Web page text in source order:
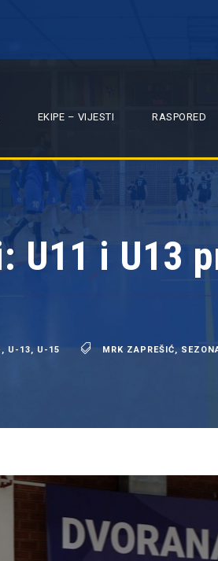
EKIPE – VIJESTI RASPORED
U11 i U13
, U-13, U-15 MRK ZAPREŠIĆ,